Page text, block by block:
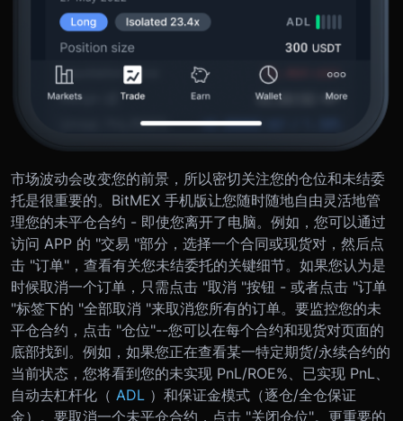
市场波动会改变您的前景，所以密切关注您的仓位和未结委
托是很重要的。BitMEX 手机版让您随时随地自由灵活地管
理您的未平仓合约 - 即使您离开了电脑。例如，您可以通过
访问 APP 的 "交易 "部分，选择一个合同或现货对，然后点
击 "订单"，查看有关您未结委托的关键细节。如果您认为是
时候取消一个订单，只需点击 "取消 "按钮 - 或者点击 "订单
"标签下的 "全部取消 "来取消您所有的订单。要监控您的未
平仓合约，点击 "仓位"--您可以在每个合约和现货对页面的
底部找到。例如，如果您正在查看某一特定期货/永续合约的
当前状态，您将看到您的未实现 PnL/ROE%、已实现 PnL、
自动去杠杆化（ ADL ）和保证金模式（逐仓/全仓保证
金）。要取消一个未平仓合约，点击 "关闭仓位"。更重要的